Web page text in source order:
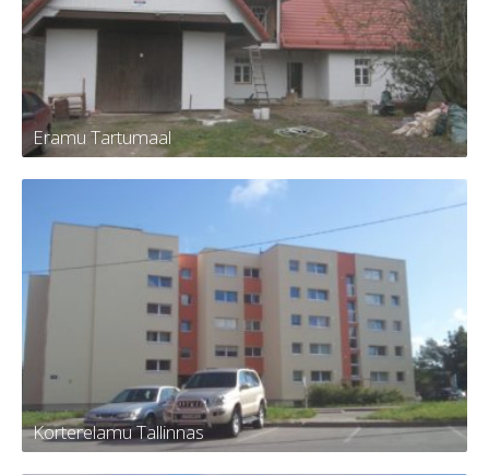
Eramu Tartumaal
Eramu Tartumaal
Korterelamu Tallinnas